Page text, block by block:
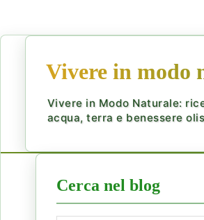
Vivere in modo
Vivere in Modo Naturale:
acqua, terra e benessere
Cerca nel blog